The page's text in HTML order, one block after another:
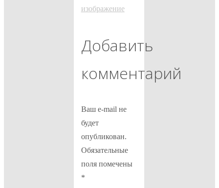
изображение
Добавить
комментарий
Ваш e-mail не
будет
опубликован.
Обязательные
поля помечены
*